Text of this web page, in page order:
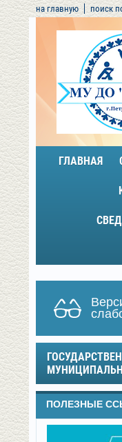
на главную поиск
ГЛАВНАЯ
ПОЛЕЗНЫЕ